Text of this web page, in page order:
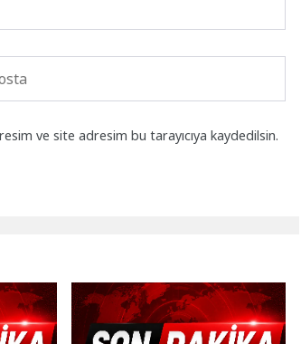
ve site adresim bu tarayıcıya kaydedilsin.